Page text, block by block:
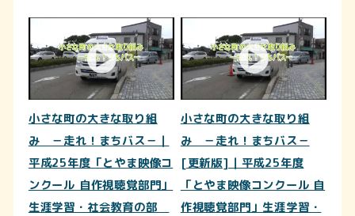
小さな町の大きな取り組
み －走れ！まちバス－｜
平成25年度「とやま映像コ
ンクール 自作視聴覚部門」
生涯学習・社会教育の部
小さな町の大きな取り組
み －走れ！まちバス－
[更新版]｜平成25年度
「とやま映像コンクール 自
作視聴覚部門」生涯学習・